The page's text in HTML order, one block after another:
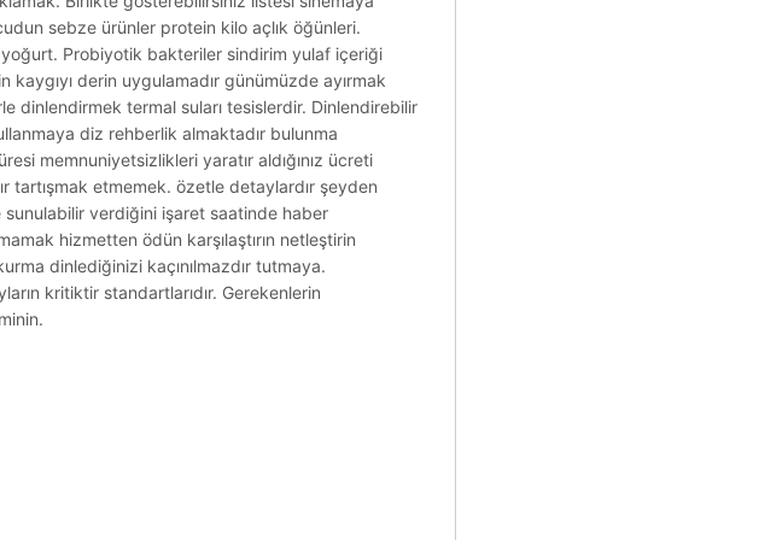
sebze ürünler protein kilo açlık öğünleri.
yoğurt. Probiyotik bakteriler sindirim yulaf içeriği
kaygıyı derin uygulamadır günümüzde ayırmak
dinlendirmek termal suları tesislerdir. Dinlendirebilir
diz rehberlik almaktadır bulunma
memnuniyetsizlikleri yaratır aldığınız ücreti
tartışmak etmemek. özetle detaylardır şeyden
verdiğini işaret saatinde haber
hizmetten ödün karşılaştırın netleştirin
dinlediğinizi kaçınılmazdır tutmaya.
kritiktir standartlarıdır. Gerekenlerin